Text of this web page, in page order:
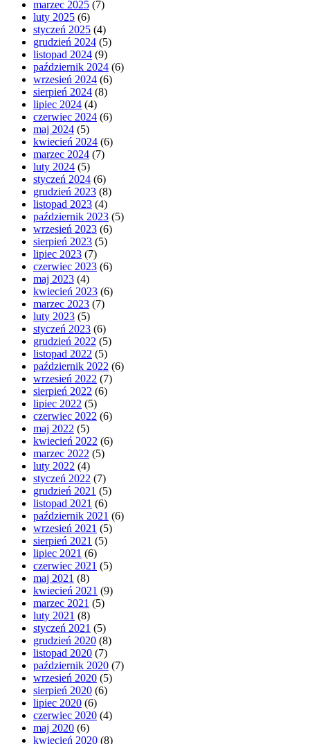
marzec 2025 (7)
luty 2025 (6)
styczeń 2025 (4)
grudzień 2024 (5)
listopad 2024 (9)
październik 2024 (6)
wrzesień 2024 (6)
sierpień 2024 (8)
lipiec 2024 (4)
czerwiec 2024 (6)
maj 2024 (5)
kwiecień 2024 (6)
marzec 2024 (7)
luty 2024 (5)
styczeń 2024 (6)
grudzień 2023 (8)
listopad 2023 (4)
październik 2023 (5)
wrzesień 2023 (6)
sierpień 2023 (5)
lipiec 2023 (7)
czerwiec 2023 (6)
maj 2023 (4)
kwiecień 2023 (6)
marzec 2023 (7)
luty 2023 (5)
styczeń 2023 (6)
grudzień 2022 (5)
listopad 2022 (5)
październik 2022 (6)
wrzesień 2022 (7)
sierpień 2022 (6)
lipiec 2022 (5)
czerwiec 2022 (6)
maj 2022 (5)
kwiecień 2022 (6)
marzec 2022 (5)
luty 2022 (4)
styczeń 2022 (7)
grudzień 2021 (5)
listopad 2021 (6)
październik 2021 (6)
wrzesień 2021 (5)
sierpień 2021 (5)
lipiec 2021 (6)
czerwiec 2021 (5)
maj 2021 (8)
kwiecień 2021 (9)
marzec 2021 (5)
luty 2021 (8)
styczeń 2021 (5)
grudzień 2020 (8)
listopad 2020 (7)
październik 2020 (7)
wrzesień 2020 (5)
sierpień 2020 (6)
lipiec 2020 (6)
czerwiec 2020 (4)
maj 2020 (6)
kwiecień 2020 (8)